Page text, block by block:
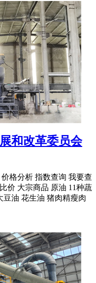
和改革委员会
格分析 指数查询 我要查
价 大宗商品 原油 11种蔬
豆油 花生油 猪肉精瘦肉